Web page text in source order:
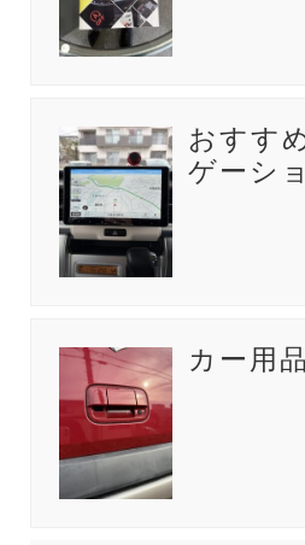
おすす
ゲーシ
カー用